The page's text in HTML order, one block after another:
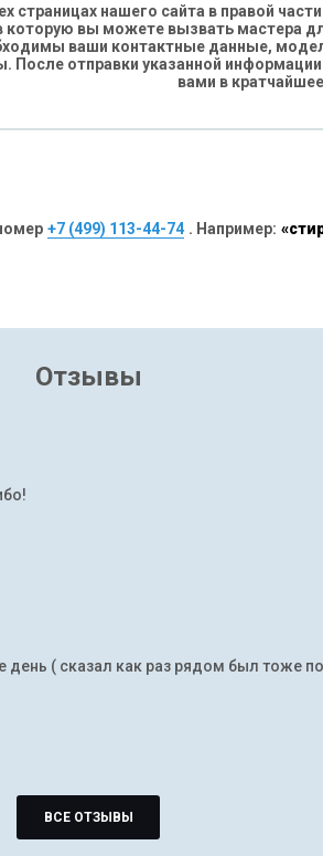
страницах нашего сайта в правой
которую вы можете вызвать мастера
ваши контактные данные,
После отправки указанной
вами в
+7 (499) 113-44-74 . Например:
Отзывы
( сказал как раз рядом был тоже
ВСЕ ОТЗЫВЫ